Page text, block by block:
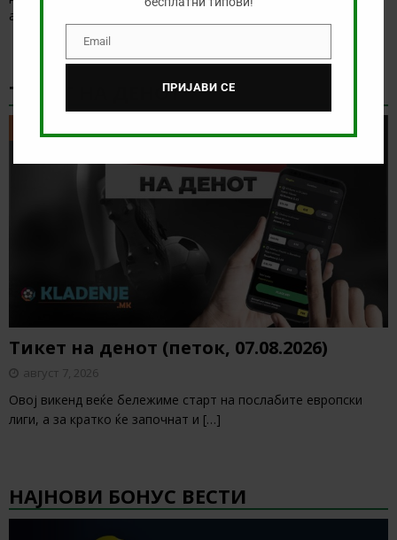
анализираме дуелот од норвешката лига
ТИКЕТ НА ДЕНОТ
Тикет на денот (петок, 07.08.2026)
август 7, 2026
Овој викенд веќе бележиме старт на послабите европски
лиги, а за кратко ќе започнат и […]
НАЈНОВИ БОНУС ВЕСТИ
EmailEmail
ПРИЈАВИ СЕ